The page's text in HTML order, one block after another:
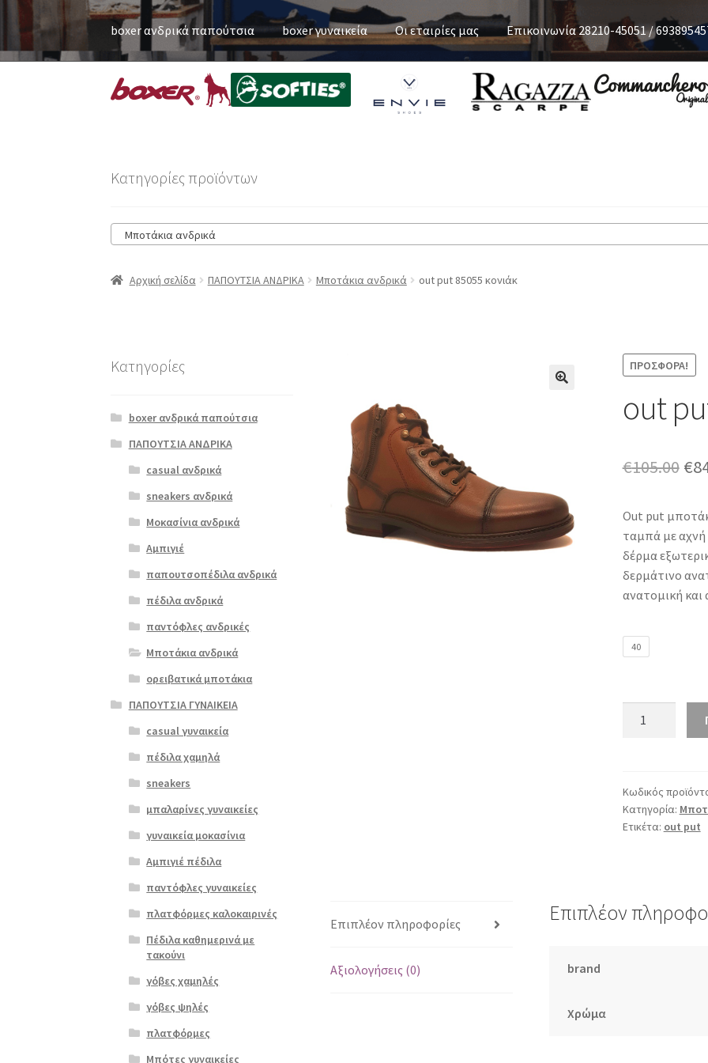
boxer ανδρικά παπούτσια boxer γυναικεία Οι εταιρίες μας Επικοινωνία 28210-45051 /
Κατηγορίες προϊόντων
Μποτάκια ανδρικά
Αρχική σελίδα ΠΑΠΟΥΤΣΙΑ ΑΝΔΡΙΚΑ Μποτάκια ανδρικά out put 85055 κονιάκ
ΠΡΟΣΦΟΡΆ!
out
€105.00 €
Out put
ταμπά με αχνή
δέρμα
δερμάτινο
ανατομική και
40
ποσότητα
Κωδικός
Κατηγορία:
Ετικέτα: out put
Επιπλέον πληροφορίες
Αξιολογήσεις (0)
Επιπλέον
brand
Χρώμα
Κατηγορίες
boxer ανδρικά παπούτσια
ΠΑΠΟΥΤΣΙΑ ΑΝΔΡΙΚΑ
casual ανδρικά
sneakers ανδρικά
Μοκασίνια ανδρικά
Αμπιγιέ
παπουτσοπέδιλα ανδρικά
πέδιλα ανδρικά
παντόφλες ανδρικές
Μποτάκια ανδρικά
ορειβατικά μποτάκια
ΠΑΠΟΥΤΣΙΑ ΓΥΝΑΙΚΕΙΑ
casual γυναικεία
πέδιλα χαμηλά
sneakers
μπαλαρίνες γυναικείες
γυναικεία μοκασίνια
Αμπιγιέ πέδιλα
παντόφλες γυναικείες
πλατφόρμες καλοκαιρινές
Πέδιλα καθημερινά με
τακούνι
γόβες χαμηλές
γόβες ψηλές
πλατφόρμες
Μπότες γυναικείες